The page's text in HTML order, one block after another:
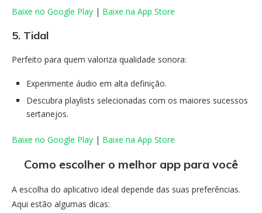
Baixe no Google Play | Baixe na App Store
5. Tidal
Perfeito para quem valoriza qualidade sonora:
Experimente áudio em alta definição.
Descubra playlists selecionadas com os maiores sucessos
sertanejos.
Baixe no Google Play | Baixe na App Store
Como escolher o melhor app para você
A escolha do aplicativo ideal depende das suas preferências.
Aqui estão algumas dicas: